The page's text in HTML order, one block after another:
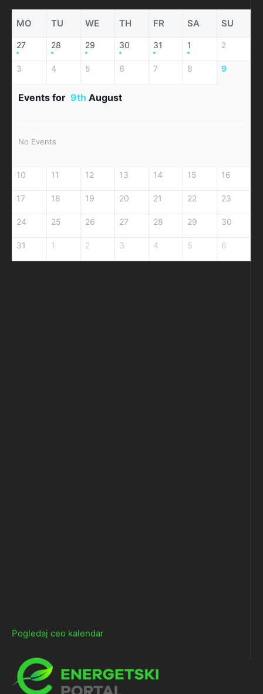
MO TU WE TH FR SA SU
27 28 29 30 31 1 2
3 4 5 6 7 8 9
Events for 9th August
No Events
10 11 12 13 14 15 16
17 18 19 20 21 22 23
24 25 26 27 28 29 30
31 1 2 3 4 5 6
Pogledaj ceo kalendar